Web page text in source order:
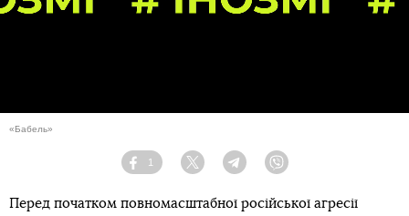
«Бабель»
Facebook
1
Twitter TelegramViber
Перед початком повномасштабної російської агресії